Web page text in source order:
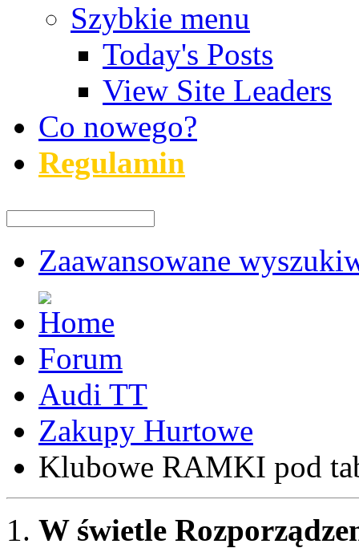
Szybkie menu
Today's Posts
View Site Leaders
Co nowego?
Regulamin
Zaawansowane
Forum
Audi TT
Zakupy Hurtowe
Klubowe RAMKI pod
W świetle